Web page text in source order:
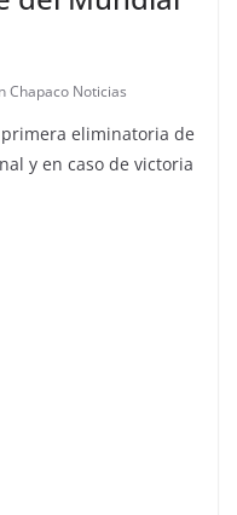
Chapaco Noticias
eliminatoria de
y en caso de victoria